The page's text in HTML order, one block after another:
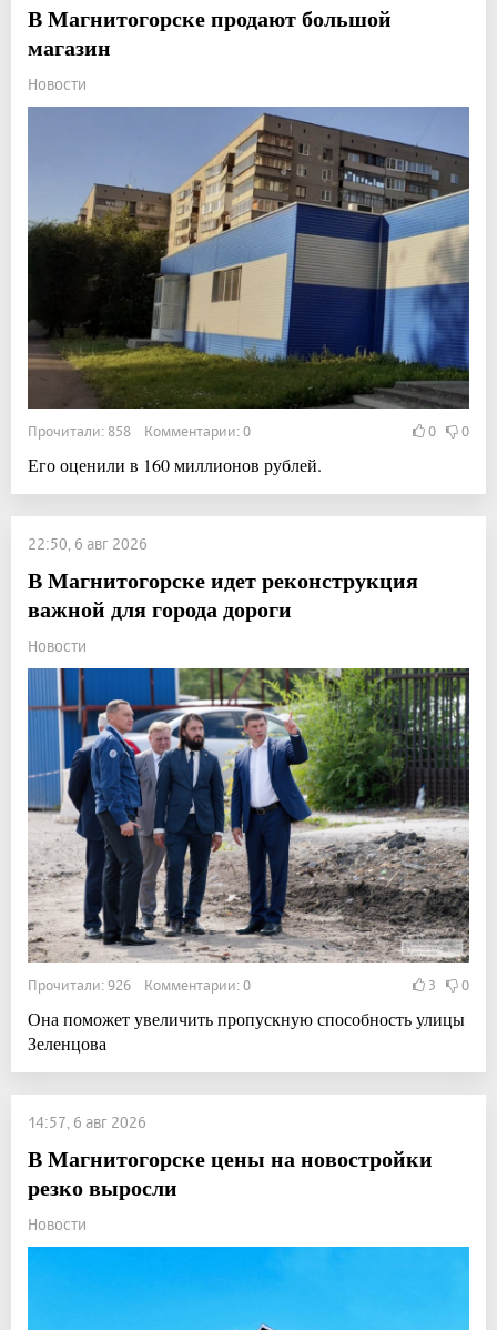
В Магнитогорске продают большой
магазин
Новости
Прочитали: 858 Комментарии: 0 0 0
Его оценили в 160 миллионов рублей.
22:50, 6 авг 2026
В Магнитогорске идет реконструкция
важной для города дороги
Новости
Прочитали: 926 Комментарии: 0 3 0
Она поможет увеличить пропускную способность улицы
Зеленцова
14:57, 6 авг 2026
В Магнитогорске цены на новостройки
резко выросли
Новости